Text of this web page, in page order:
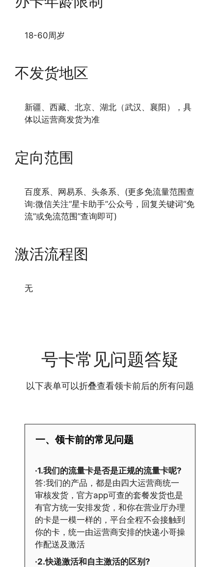
18-60周岁
不发货地区
新疆、西藏、北京、湖北（武汉、襄阳），具
体以运营商发货为准
定向范围
百度系、网易系、头条系、(更多免流量范围查
询:微信关注“星卡助手”公众号，回复关键词“免
流”或免流范围”查询即可)
激活流程图
无
号卡常见问题答疑
以下表单可以折叠查看领卡前后的所有问题
一、领卡前的常见问题
·1.我们的流量卡是否是正规的流量卡呢?
答:我们的产品，都是由四大运营商统一
审核发货，官方app可查的套餐发货也是
有官方统一安排发货，和你在营业厅办理
的卡是一模一样的，平台全程不会接触到
你的卡，统一由运营商安排的快递小哥操
作配送及激活
·2.快递激活和自主激活的区别?